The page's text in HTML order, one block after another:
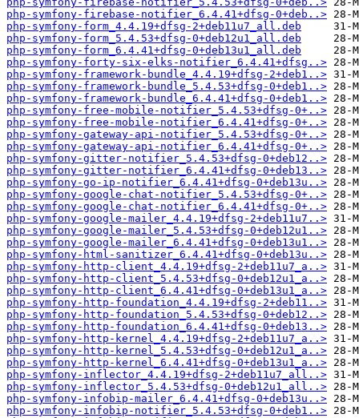
php-symfony-firebase-notifier_6.4.41+dfsg-0+deb..>
php-symfony-form_4.4.19+dfsg-2+deb11u7_all.deb
php-symfony-form_5.4.53+dfsg-0+deb12u1_all.deb
php-symfony-form_6.4.41+dfsg-0+deb13u1_all.deb
php-symfony-forty-six-elks-notifier_6.4.41+dfsg..>
php-symfony-framework-bundle_4.4.19+dfsg-2+deb1..>
php-symfony-framework-bundle_5.4.53+dfsg-0+deb1..>
php-symfony-framework-bundle_6.4.41+dfsg-0+deb1..>
php-symfony-free-mobile-notifier_5.4.53+dfsg-0+..>
php-symfony-free-mobile-notifier_6.4.41+dfsg-0+..>
php-symfony-gateway-api-notifier_5.4.53+dfsg-0+..>
php-symfony-gateway-api-notifier_6.4.41+dfsg-0+..>
php-symfony-gitter-notifier_5.4.53+dfsg-0+deb12..>
php-symfony-gitter-notifier_6.4.41+dfsg-0+deb13..>
php-symfony-go-ip-notifier_6.4.41+dfsg-0+deb13u..>
php-symfony-google-chat-notifier_5.4.53+dfsg-0+..>
php-symfony-google-chat-notifier_6.4.41+dfsg-0+..>
php-symfony-google-mailer_4.4.19+dfsg-2+deb11u7..>
php-symfony-google-mailer_5.4.53+dfsg-0+deb12u1..>
php-symfony-google-mailer_6.4.41+dfsg-0+deb13u1..>
php-symfony-html-sanitizer_6.4.41+dfsg-0+deb13u..>
php-symfony-http-client_4.4.19+dfsg-2+deb11u7_a..>
php-symfony-http-client_5.4.53+dfsg-0+deb12u1_a..>
php-symfony-http-client_6.4.41+dfsg-0+deb13u1_a..>
php-symfony-http-foundation_4.4.19+dfsg-2+deb11..>
php-symfony-http-foundation_5.4.53+dfsg-0+deb12..>
php-symfony-http-foundation_6.4.41+dfsg-0+deb13..>
php-symfony-http-kernel_4.4.19+dfsg-2+deb11u7_a..>
php-symfony-http-kernel_5.4.53+dfsg-0+deb12u1_a..>
php-symfony-http-kernel_6.4.41+dfsg-0+deb13u1_a..>
php-symfony-inflector_4.4.19+dfsg-2+deb11u7_all..>
php-symfony-inflector_5.4.53+dfsg-0+deb12u1_all..>
php-symfony-infobip-mailer_6.4.41+dfsg-0+deb13u..>
php-symfony-infobip-notifier_5.4.53+dfsg-0+deb1..>